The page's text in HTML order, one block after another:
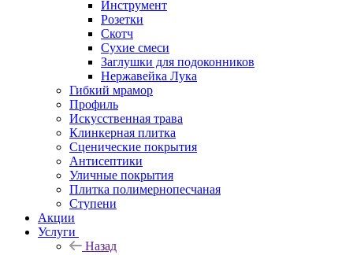
Инструмент
Розетки
Скотч
Сухие смеси
Заглушки для подоконников
Нержавейка Лука
Гибкий мрамор
Профиль
Искусственная трава
Клинкерная плитка
Сценические покрытия
Антисептики
Уличные покрытия
Плитка полимернопесчаная
Ступени
Акции
Услуги
Назад